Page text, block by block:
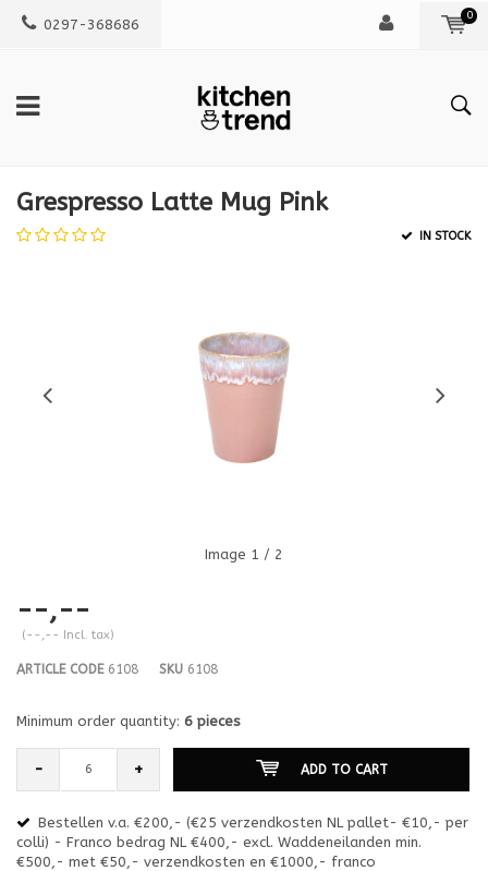
0297-368686
0
Grespresso Latte Mug Pink
IN STOCK
Image 1 / 2
--,--
(--,-- Incl. tax)
ARTICLE CODE6108 SKU 6108
Minimum order quantity: 6 pieces
- + ADD TO CART
Bestellen v.a. €200,- (€25 verzendkosten NL pallet- €10,- per
colli) - Franco bedrag NL €400,- excl. Waddeneilanden min.
€500,- met €50,- verzendkosten en €1000,- franco